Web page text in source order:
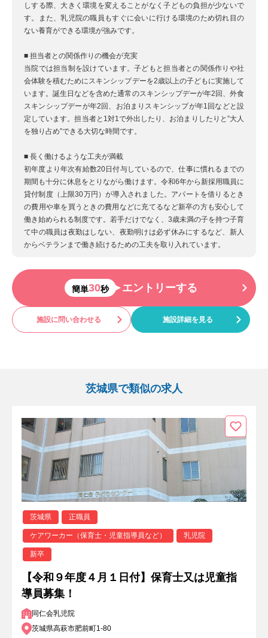
しする際、大きく環境を変えることがなく子どもの負担が少ないで
す。また、乳児院の職員もすぐに会いに行ける環境のため切れ目の
ない養育ができる環境が強みです。
■ 担当者との関係作りの機会が充実
当院では担当制を設けています。子どもと担当者との関係作りや社
会体験を積むためにスキンシップデーを2歳以上の子どもに実施して
います。誕生日などを含めた通常のスキンシップデーが年2回、外食
スキンシップデーが年2回、お泊まりスキンシップが年1回などと設
定しています。担当者と1対1で外出したり、お泊まりしたりと”大人
を独り占め”できる大切な時間です。
■ 長く働けるような工夫が満載
初年度より年次有給数20日付与しているので、仕事に慣れるまでの
期間も十分に休息をとりながら働けます。令和6年から新採用職員に
貸付制度（上限30万円）が導入されました。アパートを借りるとき
の費用や車を買うときの費用などに充てるなど新卒の方も安心して
働き始められる制度です。若手だけでなく、3歳未満の子を持つ子育
て中の職員は夜勤はしない、夜勤明けは必ず休みにするなど、新人
からベテランまで働き続けるための工夫を取り入れています。
簡単30秒 エントリーする
施設に問い合わせる 施設詳細を見る
茨城県で類似の求人
茨城県 正職員
ケアワーカー（保育士・児童指導員など） 乳児院
新卒
【令和９年度４月１日付】保育士又は児童指
導員募集！
同仁会乳児院
茨城県高萩市肥前町1-80